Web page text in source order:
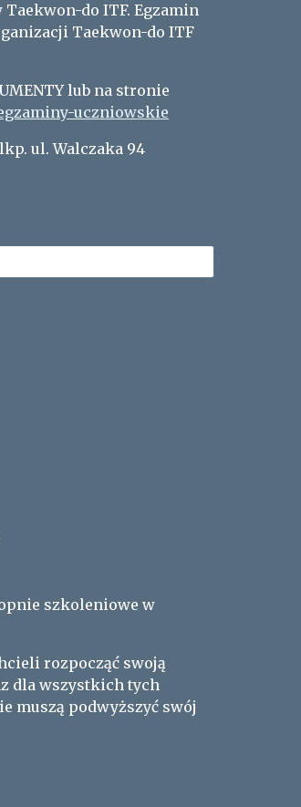
do ITF. Egzamin
Taekwon-do ITF
lub na stronie
uczniowskie
ul. Walczaka 94
szkoleniowe w
rozpocząć swoją
dla wszystkich tych
muszą podwyższyć swój